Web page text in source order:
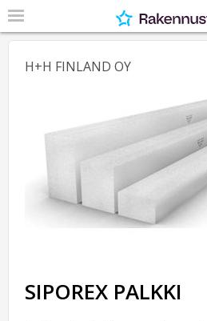
H+H FINLAND OY
SIPOREX PALKKI